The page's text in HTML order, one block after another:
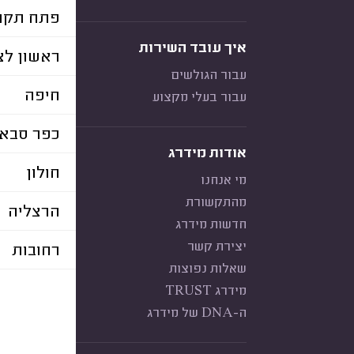
איך עובד השירות
עבור הגולשים
עבור בעלי מקצוע
אודות מידרג
מי אנחנו
מהתקשורת
חדשות מידרג
יצירת קשר
שאלות נפוצות
מידרג TRUST
ה-DNA של מידרג
פתח
ראשון
חיפה
כפר
חולון
הרצליה
רחובות